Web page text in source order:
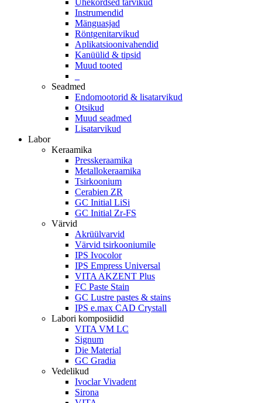
Instrumendid
Mänguasjad
Röntgenitarvikud
Aplikatsioonivahendid
Kanüülid & tipsid
Muud tooted
Seadmed
Endomootorid & lisatarvikud
Otsikud
Muud seadmed
Lisatarvikud
Labor
Keraamika
Presskeraamika
Metallokeraamika
Tsirkoonium
Cerabien ZR
GC Initial LiSi
GC Initial Zr-FS
Värvid
Akrüülvarvid
Värvid tsirkooniumile
IPS Ivocolor
IPS Empress Universal
VITA AKZENT Plus
FC Paste Stain
GC Lustre pastes & stains
IPS e.max CAD Crystall
Labori komposiidid
VITA VM LC
Signum
Die Material
GC Gradia
Vedelikud
Ivoclar Vivadent
Sirona